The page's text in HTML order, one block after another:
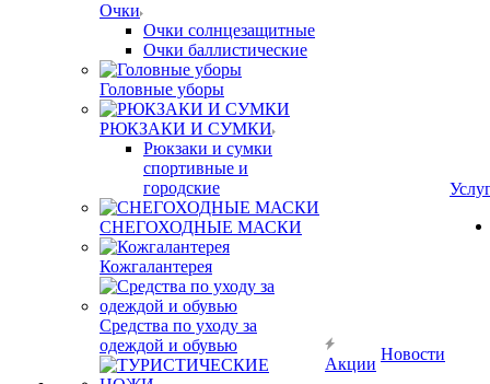
Очки
Очки солнцезащитные
Очки баллистические
Головные уборы
РЮКЗАКИ И СУМКИ
Рюкзаки и сумки
спортивные и
городские
СНЕГОХОДНЫЕ МАСКИ
Кожгалантерея
Средства по уходу за
одеждой и обувью
Акции
Новости